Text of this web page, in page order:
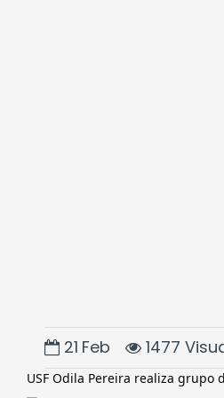
21 Feb 1477
USF Odila Pereira realiza